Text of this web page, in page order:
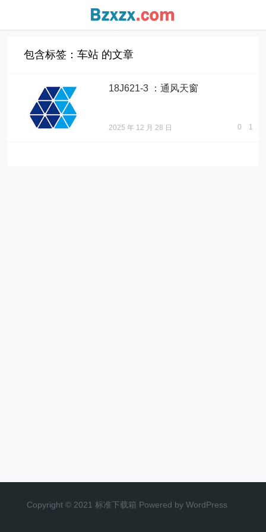
包含标签：车站 的文章
18J621-3 ：通风天窗
2025 年 12 月 28 日 0 1
Copyright © 2021 标准下载箱 Powered by WordPress